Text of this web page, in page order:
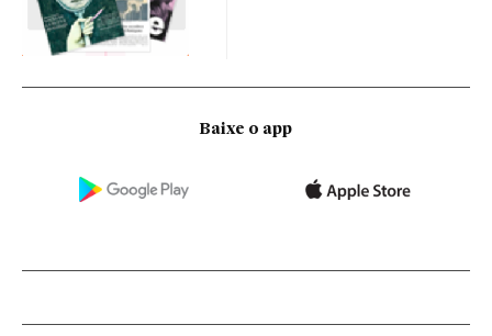
Baixe o app